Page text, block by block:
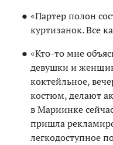
«Партер полон
куртизанок. Все
«Кто-то мне
девушки и
коктейльное,
костюм, делают
в Мариинке
пришла
легкодоступное